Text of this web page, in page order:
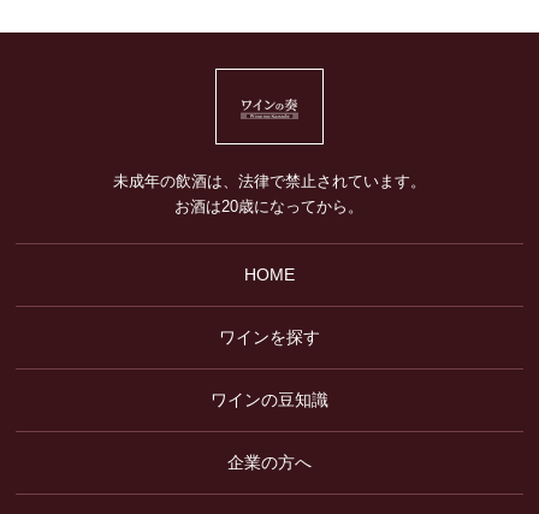
未成年の飲酒は、法律で禁止されています。
お酒は20歳になってから。
HOME
ワインを探す
ワインの豆知識
企業の方へ